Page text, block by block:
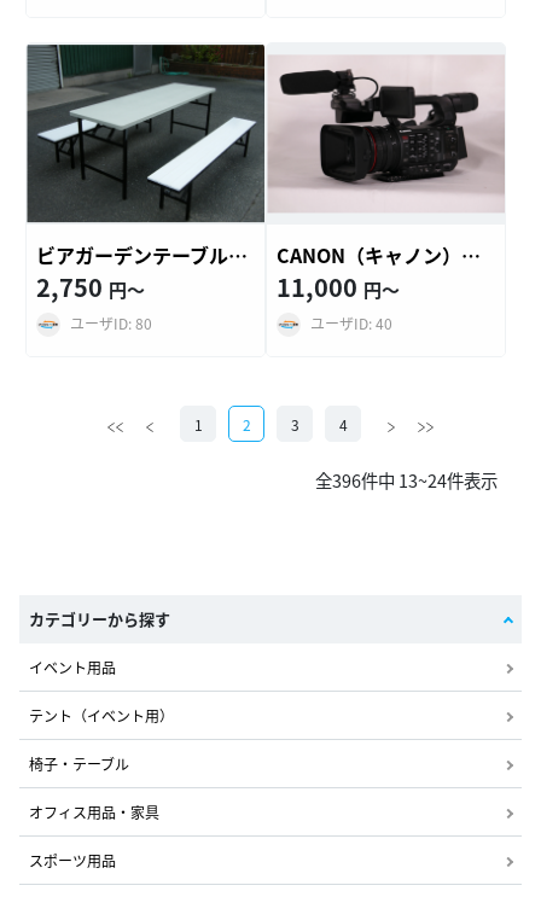
カテゴリーから探す
イベント用品
テント（イベント用）
椅子・テーブル
オフィス用品・家具
スポーツ用品
ビアガーデンテーブルセット
2,750 円〜
ユーザID: 80
CANON（キャノン）ビデオカメラ XF605
11,000 円〜
ユーザID: 40
1 2 3 4
全396件中 13~24件表示